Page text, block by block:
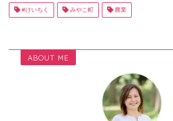
#けいちく みやこ町 農業
ABOUT ME